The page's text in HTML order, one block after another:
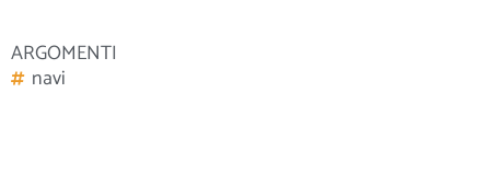
ARGOMENTI
navi